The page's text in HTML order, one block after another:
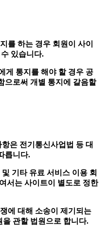
를 하는 경우 회원이 사이
있습니다.
게 통지를 해야 할 경우 공
으로써 개별 통지에 갈음할
은 전기통신사업법 등 대
릅니다.
기타 유료 서비스 이용 회
서는 사이트이 별도로 정한
에 대해 소송이 제기되는
관할 법원으로 합니다.